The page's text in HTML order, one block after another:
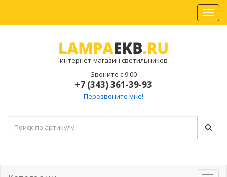
интернет-магазин светильников
Звоните с 9:00
+7 (343) 361-39-93
Перезвоните мне!